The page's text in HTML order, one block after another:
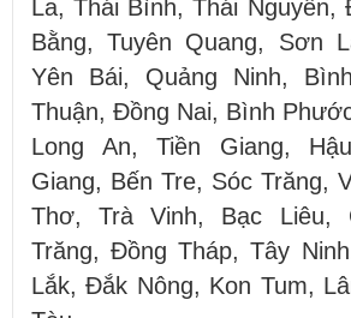
La, Thái Bình, Thái Nguyên,
Bằng, Tuyên Quang, Sơn
Yên Bái, Quảng Ninh,
Thuận, Đồng Nai, Bình
Long An, Tiền Giang,
Giang, Bến Tre, Sóc Trăng,
Thơ, Trà Vinh, Bạc Liêu,
Trăng, Đồng Tháp, Tây
Lắk, Đắk Nông, Kon Tum,